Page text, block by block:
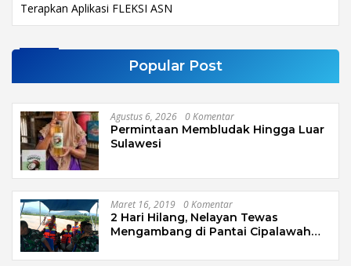
Terapkan Aplikasi FLEKSI ASN
Popular Post
Agustus 6, 2026 0 Komentar
Permintaan Membludak Hingga Luar
Sulawesi
Maret 16, 2019 0 Komentar
2 Hari Hilang, Nelayan Tewas
Mengambang di Pantai Cipalawah